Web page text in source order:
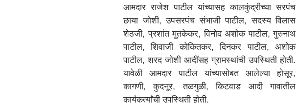
आमदार राजेश पाटील यांच्यासह कालकुंद्रीच्या सरपंच
छाया जोशी, उपसरपंच संभाजी पाटील, सदस्य विलास
शेठजी, प्रशांत मुतकेकर, विनोद अशोक पाटील, गुरुनाथ
पाटील, शिवाजी कोकितकर, दिनकर पाटील, अशोक
पाटील, शरद जोशी आदींसह ग्रामस्थांची उपस्थिती होती.
यावेळी आमदार पाटील यांच्यासोबत आलेल्या होसूर,
कागणी, कुदनूर, तळगुळी, किटवाड आदी गावातील
कार्यकर्त्यांची उपस्थिती होती.